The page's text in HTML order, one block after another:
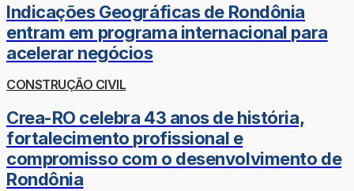
Indicações Geográficas de Rondônia
entram em programa internacional para
acelerar negócios
CONSTRUÇÃO CIVIL
Crea-RO celebra 43 anos de história,
fortalecimento profissional e
compromisso com o desenvolvimento de
Rondônia